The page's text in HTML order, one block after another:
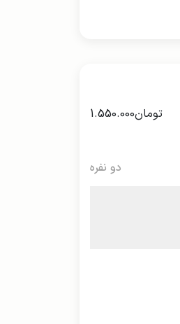
تومان1.550.000
دو نفره